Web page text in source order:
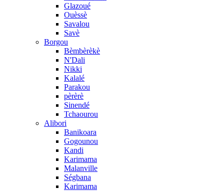
Glazoué
Ouèssè
Savalou
Savè
Borgou
Bèmbèrèkè
N'Dali
Nikki
Kalalé
Parakou
pèrèrè
Sinendé
Tchaourou
Alibori
Banikoara
Gogounou
Kandi
Karimama
Malanville
Ségbana
Karimama